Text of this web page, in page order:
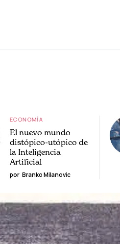
ECONOMÍA
El nuevo mundo
distópico-utópico de
la Inteligencia
Artificial
por Branko Milanovic